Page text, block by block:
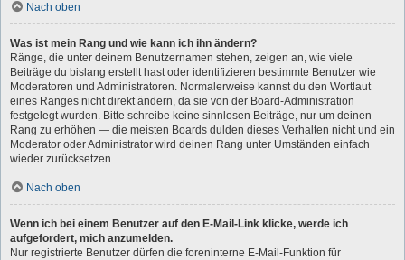
Nach oben
Was ist mein Rang und wie kann ich ihn ändern?
Ränge, die unter deinem Benutzernamen stehen, zeigen an, wie viele
Beiträge du bislang erstellt hast oder identifizieren bestimmte Benutzer wie
Moderatoren und Administratoren. Normalerweise kannst du den Wortlaut
eines Ranges nicht direkt ändern, da sie von der Board-Administration
festgelegt wurden. Bitte schreibe keine sinnlosen Beiträge, nur um deinen
Rang zu erhöhen — die meisten Boards dulden dieses Verhalten nicht und ein
Moderator oder Administrator wird deinen Rang unter Umständen einfach
wieder zurücksetzen.
Nach oben
Wenn ich bei einem Benutzer auf den E-Mail-Link klicke, werde ich
aufgefordert, mich anzumelden.
Nur registrierte Benutzer dürfen die foreninterne E-Mail-Funktion für